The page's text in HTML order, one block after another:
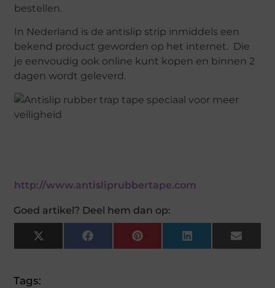
bestellen.
In Nederland is de antislip strip inmiddels een
bekend product geworden op het internet. Die
je eenvoudig ook online kunt kopen en binnen 2
dagen wordt geleverd.
http://www.antisliprubbertape.com
Goed artikel? Deel hem dan op:
X
(Twitter)
FacebookPinterestLinkedInEmail
Tags: